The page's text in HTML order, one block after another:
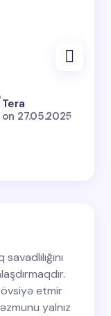
Tera
on 27.05.2025
etmir
yalnız